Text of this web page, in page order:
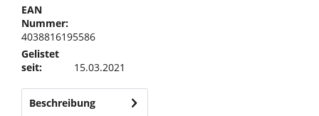
EAN
Nummer:
4038816195586
Gelistet
seit:
15.03.2021
Beschreibung